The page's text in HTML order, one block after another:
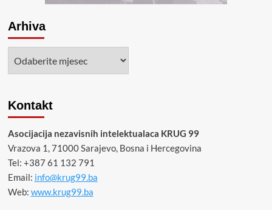
Arhiva
Kontakt
Asocijacija nezavisnih intelektualaca KRUG 99
Vrazova 1, 71000 Sarajevo, Bosna i Hercegovina
Tel: +387 61 132 791
Email: info@krug99.ba
Web: www.krug99.ba